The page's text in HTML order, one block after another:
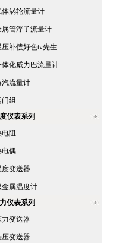
体涡轮流量计
属管浮子流量计
压补偿好色tv先生
体化威力巴流量计
汽流量计
门组
仪表系列
电阻
电偶
度变送器
金属温度计
仪表系列
力变送器
压变送器